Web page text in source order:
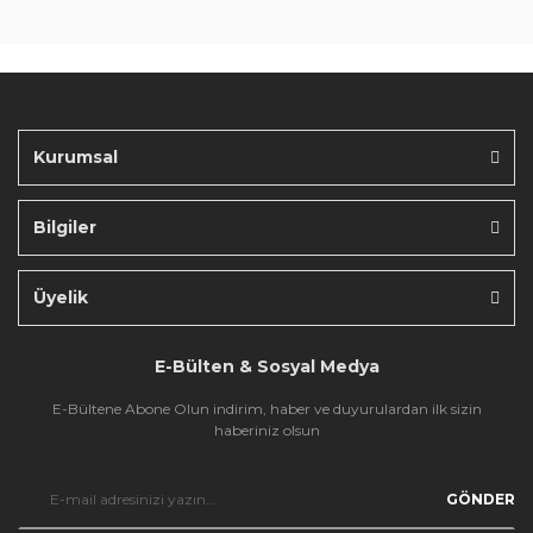
Kurumsal
Bilgiler
Üyelik
E-Bülten & Sosyal Medya
E-Bültene Abone Olun indirim, haber ve duyurulardan ilk sizin
haberiniz olsun
GÖNDER